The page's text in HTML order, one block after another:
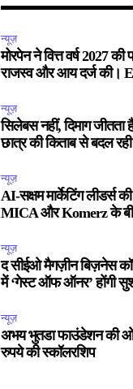
न्यूज़
मोरपेन ने वित्त वर्ष 2027
राजस्व और आय दर्ज की।
न्यूज़
सिलेबस नहीं, दिमाग जीतता
छात्र की किताब से बदल
न्यूज़
AI-सक्षम मार्केटिंग लीडर्स
MICA और Komerz के
न्यूज़
द सीईओ मैगज़ीन बिज़नेस
में ‘गेस्ट ऑफ ऑनर’ होंगी
न्यूज़
अभय भुतडा फाउंडेशन की
रुपये की स्कॉलरशिप